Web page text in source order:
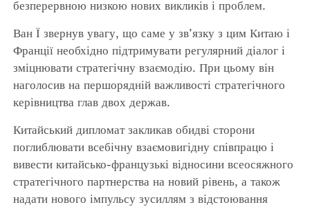
безперервною низкою нових викликів і проблем.
Ван Ї звернув увагу, що саме у зв’язку з цим Китаю і
Франції необхідно підтримувати регулярний діалог і
зміцнювати стратегічну взаємодію. При цьому він
наголосив на першорядній важливості стратегічного
керівництва глав двох держав.
Китайський дипломат закликав обидві сторони
поглиблювати всебічну взаємовигідну співпрацю і
вивести китайсько-французькі відносини всеосяжного
стратегічного партнерства на новий рівень, а також
надати нового імпульсу зусиллям з відстоювання